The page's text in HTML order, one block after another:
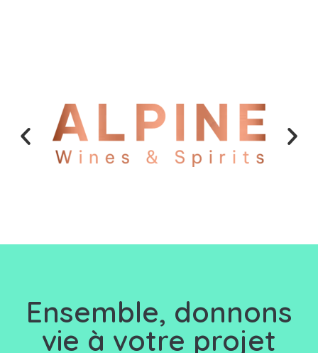
Ensemble, donnons
vie à votre projet